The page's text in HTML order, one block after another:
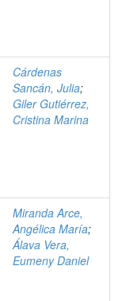
Cárdenas
Sancán, Julia;
Giler Gutiérrez,
Cristina Marina
Miranda Arce,
Angélica María;
Álava Vera,
Eumeny Daniel